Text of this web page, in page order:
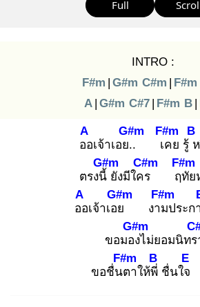
Full
INTRO :
F#m | G#m C#m | F#m
A | G#m C#7 | F#m B |
ออ
A
เจ้าเอย..
G#m
เค
F#m
ย รู้ ห
B
ตรงนี้
G#m
ยังมีใคร
C#m
ฤทั
F#m
ย
ออ
A
เจ้าเอย
G#m
งาม
F#m
ประก
ขอมอง
G#m
ไม่ยอมนิทร
ขอชื่นต
F#m
าให้พี่
B
ชื่นใจ
E